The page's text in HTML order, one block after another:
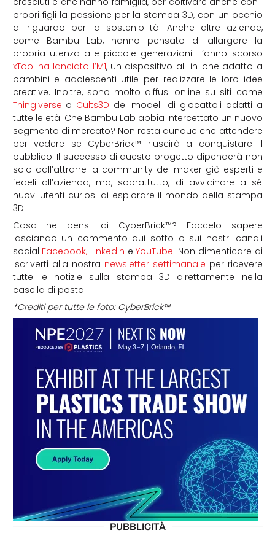
propri figli la passione per la stampa 3D, con un occhio
di riguardo per la sostenibilità. Anche altre aziende,
come Bambu Lab, hanno pensato di allargare la
propria utenza alle piccole generazioni. L’anno scorso
xTool ha lanciato l’M1, un dispositivo all-in-one adatto a
bambini e adolescenti utile per realizzare le loro idee
creative. Inoltre, sono molto diffusi online su siti come
Thingiverse o Cults3D dei modelli di giocattoli adatti a
tutte le età. Che Bambu Lab abbia intercettato un nuovo
segmento di mercato? Non resta dunque che attendere
per vedere se CyberBrick™ riuscirà a conquistare il
pubblico. Il successo di questo progetto dipenderà non
solo dall’attrarre la community dei maker già esperti e
fedeli all’azienda, ma, soprattutto, di avvicinare a sé
nuovi utenti curiosi di esplorare il mondo della stampa
3D.
Cosa ne pensi di CyberBrick™? Faccelo sapere
lasciando un commento qui sotto o sui nostri canali
social Facebook, Linkedin eYouTube! Non dimenticare di
iscriverti alla nostra newsletter settimanale per ricevere
tutte le notizie sulla stampa 3D direttamente nella
casella di posta!
*Crediti per tutte le foto: CyberBrick™
PUBBLICITÀ